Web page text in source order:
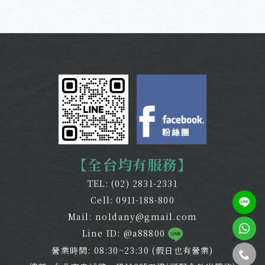
【全台均有服務】
TEL:(02) 2831-2331
Cell:0911-188-800
Mail: no1dany@gmail.com
Line ID: @a88800
營業時間: 08:30~23:30 (假日也有營業)